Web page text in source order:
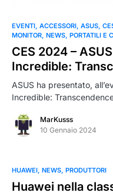
EVENTI ACCESSORI ASUS
MONITOR NEWS PORTATILI E
CES 2024 –
Incredible:
ASUS ha presentato,
Incredible:
MarKusss
10 Gennaio 2024
HUAWEI NEWS PRODUTTORI
Huawei nella